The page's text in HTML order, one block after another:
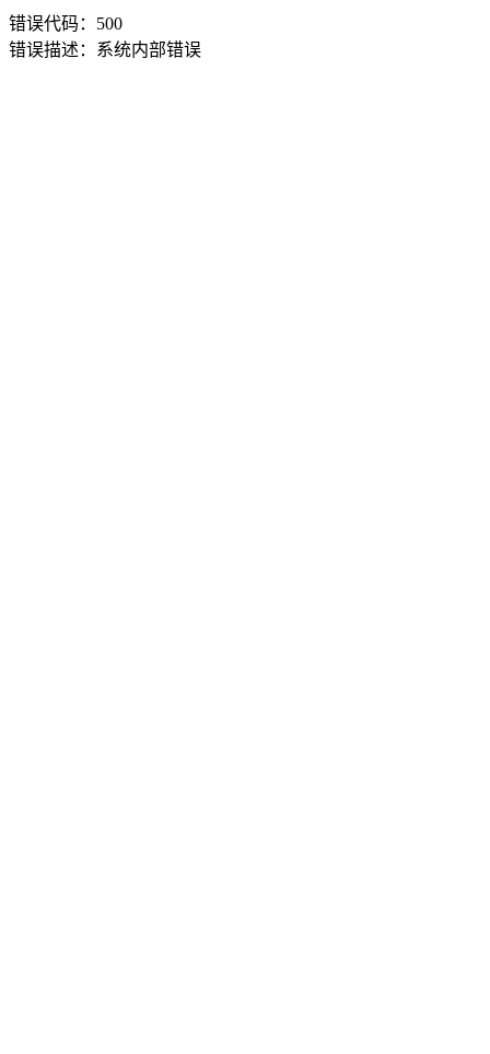
错误代码：500
错误描述：系统内部错误